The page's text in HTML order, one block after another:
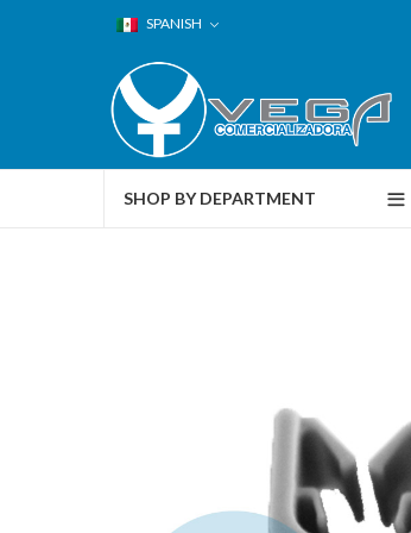
SPANISH
SHOP BY DEPARTMENT